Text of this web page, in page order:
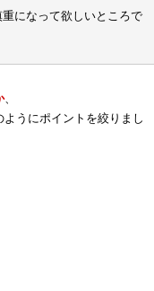
になって欲しいところで
、
うにポイントを絞りまし